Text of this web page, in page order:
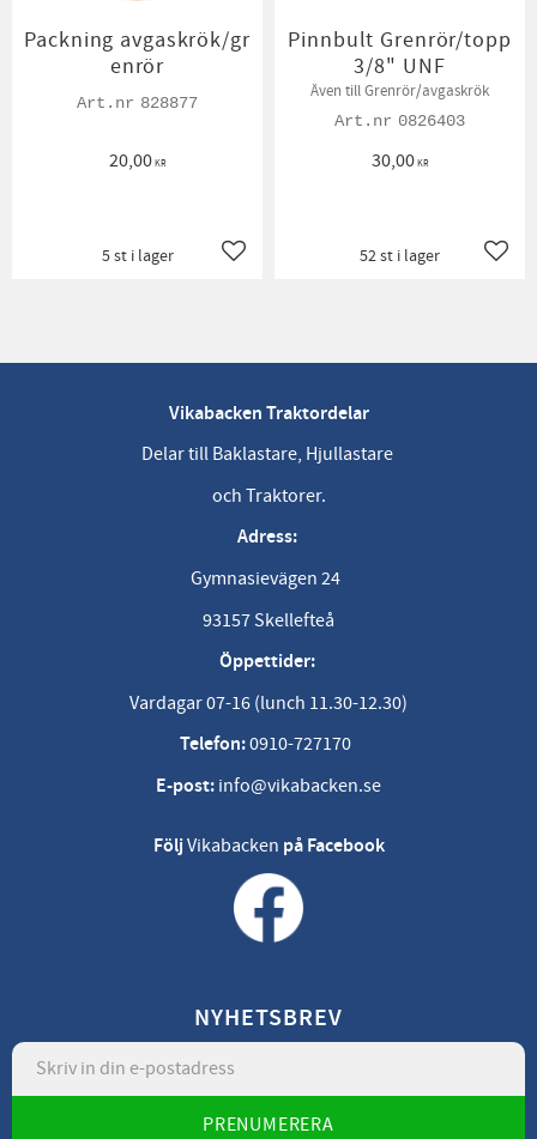
Packning avgaskrök/gr
enrör
828877
20,00KR
Lägg till i favoriter
5 st i lager
Pinnbult Grenrör/topp
3/8" UNF
Även till Grenrör/avgaskrök
0826403
30,00KR
52 st i lager
Vikabacken Traktordelar
Delar till Baklastare, Hjullastare
och Traktorer.
Adress:
Gymnasievägen 24
93157 Skellefteå
Öppettider:
Vardagar 07-16 (lunch 11.30-12.30)
Telefon:0910-727170
E-post: info@vikabacken.se
FöljVikabacken på Facebook
NYHETSBREV
PRENUMERERA